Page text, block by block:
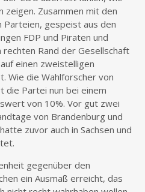
zeigen. Zusammen mit den
Parteien, gespeist aus den
FDP und Piraten und
Rand der Gesellschaft
einen zweistelligen
Wie die Wahlforscher von
die Partei nun bei einem
von 10%. Vor gut zwei
von Brandenburg und
zuvor auch in Sachsen und
gegenüber den
ein Ausmaß erreicht, das